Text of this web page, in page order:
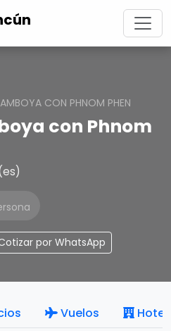
CON PHNOM PHEN
con Phnom
por WhatsApp
Vuelos